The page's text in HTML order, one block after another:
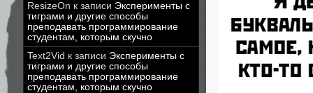
ResizeOn к записи Эксперименты с
тиграми и другие способы
преподавать программирование
студентам, которым скучно
Text2Vid к записи Эксперименты с
тиграми и другие способы
преподавать программирование
студентам, которым скучно